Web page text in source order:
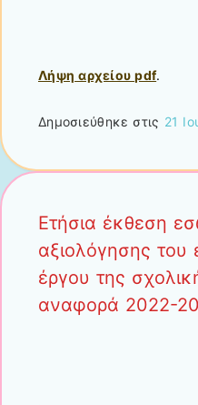
Λήψη αρχείου pdf.
Δημοσιεύθηκε στις 21
Ετήσια έκθεση
αξιολόγησης του
έργου της
αναφορά 2022-